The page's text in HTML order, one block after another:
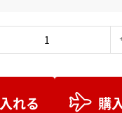
れる 購